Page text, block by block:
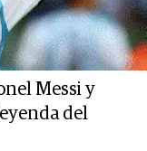
Messi y
del